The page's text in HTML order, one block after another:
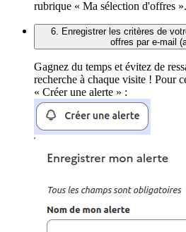
rubrique « Ma sélection d'offres ».
6. Enregistrer les critères de
offres par e-mail
Gagnez du temps et évitez de
recherche à chaque visite ! Pour
« Créer une alerte » :